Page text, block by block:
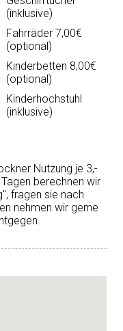
(inklusive)
Fahrräder 7,00€
(optional)
Kinderbetten 8,00€
(optional)
Kinderhochstuhl
(inklusive)
Nutzung je 3,-
berechnen wir
fragen sie nach
nehmen wir gerne